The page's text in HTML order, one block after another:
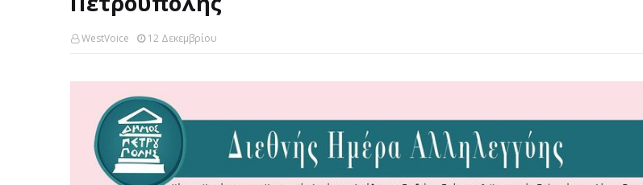
WestVoice 12 Δεκεμβρίου